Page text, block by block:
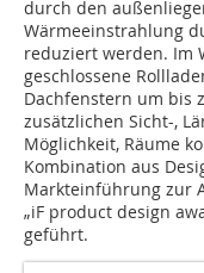
durch den
Wärmeeinstrahlung
reduziert werden. Im
geschlossene
Dachfenstern um bis
zusätzlichen Sicht-,
Möglichkeit, Räume
Kombination aus
Markteinführung zur
„iF product design
geführt.